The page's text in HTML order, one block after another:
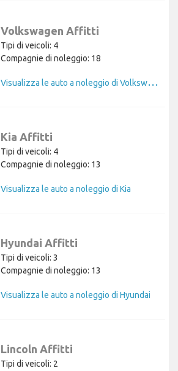
Volkswagen Affitti
Tipi di veicoli: 4
Compagnie di noleggio: 18
V
isualizza le auto a noleggio di Volkswagen
Kia Affitti
Tipi di veicoli: 4
Compagnie di noleggio: 13
Visualizza le auto a noleggio di Kia
Hyundai Affitti
Tipi di veicoli: 3
Compagnie di noleggio: 13
Visualizza le auto a noleggio di Hyundai
Lincoln Affitti
Tipi di veicoli: 2